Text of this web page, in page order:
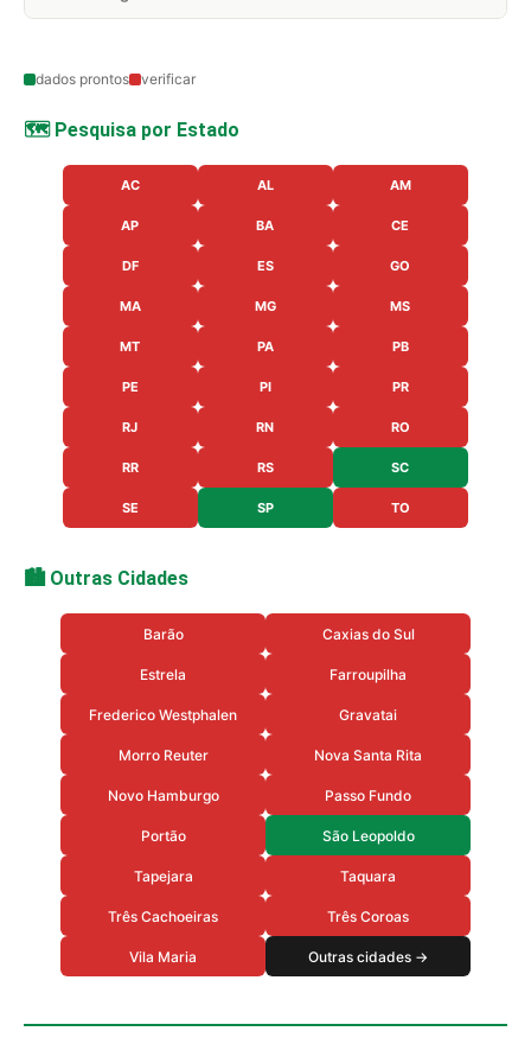
dados prontos verificar
🗺️ Pesquisa por Estado
AC AL AM
AP BA CE
DF ES GO
MA MG MS
MT PA PB
PE PI PR
RJ RN RO
RR RS SC
SE SP TO
🏙️ Outras Cidades
Barão Caxias do Sul
Estrela Farroupilha
Frederico Westphalen Gravatai
Morro Reuter Nova Santa Rita
Novo Hamburgo Passo Fundo
Portão São Leopoldo
Tapejara Taquara
Três Cachoeiras Três Coroas
Vila Maria Outras cidades →